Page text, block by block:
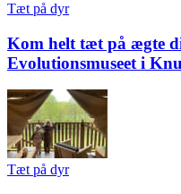
Tæt på dyr
Kom helt tæt på ægte
Evolutionsmuseet i
Tæt på dyr